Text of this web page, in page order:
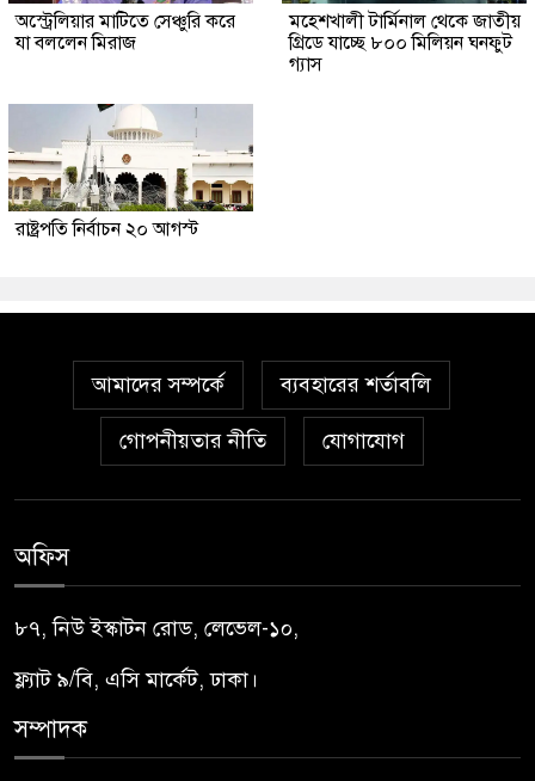
অস্ট্রেলিয়ার মাটিতে সেঞ্চুরি করে
যা বললেন মিরাজ
মহেশখালী টার্মিনাল থেকে জাতীয়
গ্রিডে যাচ্ছে ৮০০ মিলিয়ন ঘনফুট
গ্যাস
রাষ্ট্রপতি নির্বাচন ২০ আগস্ট
আমাদের সম্পর্কে ব্যবহারের শর্তাবলি
গোপনীয়তার নীতি যোগাযোগ
অফিস
৮৭, নিউ ইস্কাটন রোড, লেভেল-১০,
ফ্ল্যাট ৯/বি, এসি মার্কেট, ঢাকা।
সম্পাদক